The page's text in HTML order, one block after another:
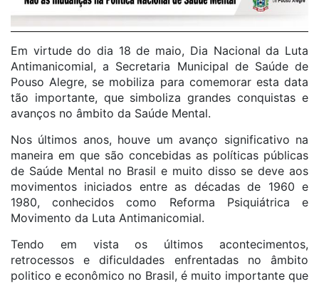
Em virtude do dia 18 de maio, Dia Nacional da Luta
Antimanicomial, a Secretaria Municipal de Saúde de
Pouso Alegre, se mobiliza para comemorar esta data
tão importante, que simboliza grandes conquistas e
avanços no âmbito da Saúde Mental.
Nos últimos anos, houve um avanço significativo na
maneira em que são concebidas as políticas públicas
de Saúde Mental no Brasil e muito disso se deve aos
movimentos iniciados entre as décadas de 1960 e
1980, conhecidos como Reforma Psiquiátrica e
Movimento da Luta Antimanicomial.
Tendo em vista os últimos acontecimentos,
retrocessos e dificuldades enfrentadas no âmbito
politico e econômico no Brasil, é muito importante que